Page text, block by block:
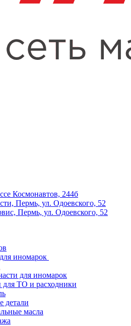
Космонавтов, 244б
Пермь, ул. Одоевского, 52
Пермь, ул. Одоевского, 52
иномарок
для иномарок
для ТО и расходники
детали
масла